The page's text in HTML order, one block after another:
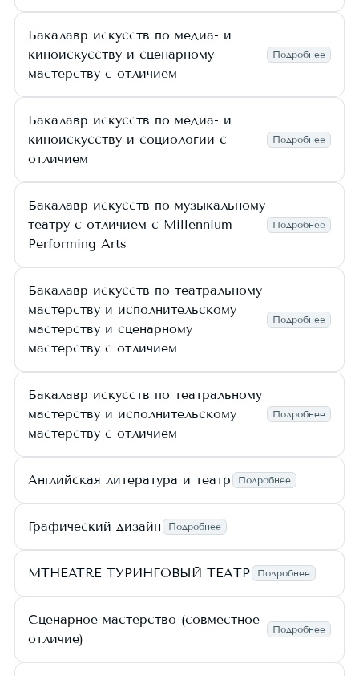
Бакалавр искусств по медиа- и
киноискусству и сценарному
мастерству с отличием
Подробнее
Бакалавр искусств по медиа- и
киноискусству и социологии с
отличием
Подробнее
Бакалавр искусств по музыкальному
театру с отличием с Millennium
Performing Arts
Подробнее
Бакалавр искусств по театральному
мастерству и исполнительскому
мастерству и сценарному
мастерству с отличием
Подробнее
Бакалавр искусств по театральному
мастерству и исполнительскому
мастерству с отличием
Подробнее
Английская литература и театр Подробнее
Графический дизайн Подробнее
MTHEATRE ТУРИНГОВЫЙ ТЕАТР Подробнее
Сценарное мастерство (совместное
отличие)
Подробнее